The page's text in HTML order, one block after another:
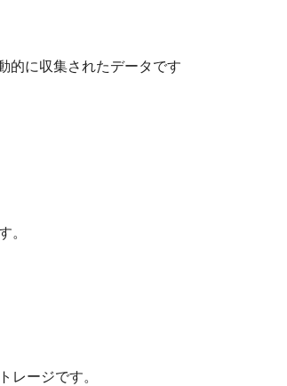
的に収集されたデータです
。
レージです。